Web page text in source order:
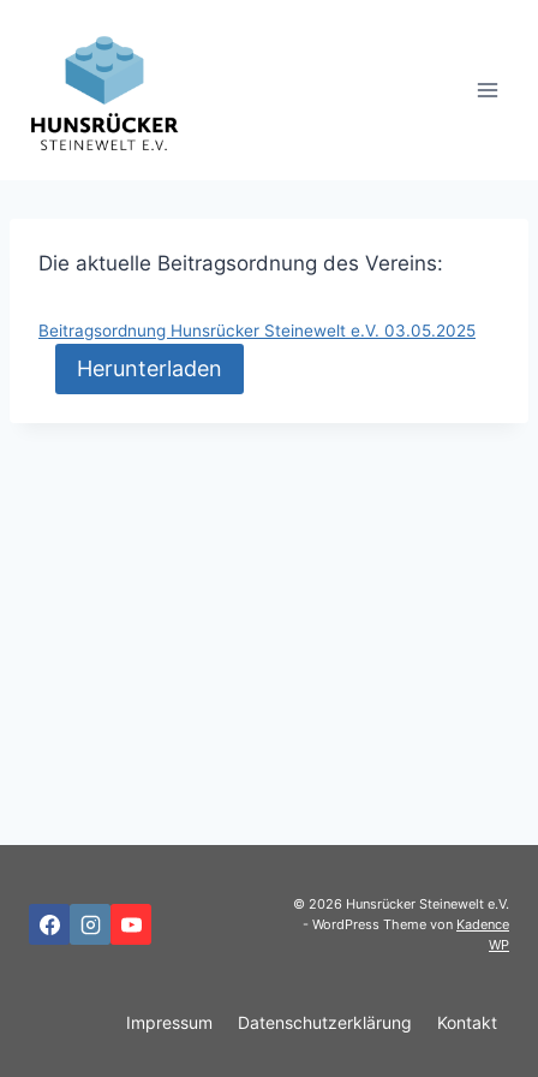
springen
Die aktuelle Beitragsordnung des Vereins:
Beitragsordnung Hunsrücker Steinewelt e.V. 03.05.2025
Herunterladen
© 2026 Hunsrücker Steinewelt e.V.
- WordPress Theme von Kadence
WP
Impressum Datenschutzerklärung Kontakt